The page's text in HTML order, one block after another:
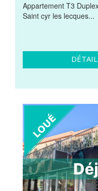
Appartement T3
Saint cyr les lecques...